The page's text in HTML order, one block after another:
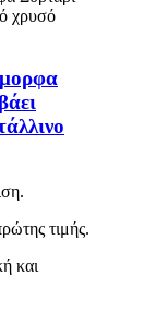
τιμής.
και